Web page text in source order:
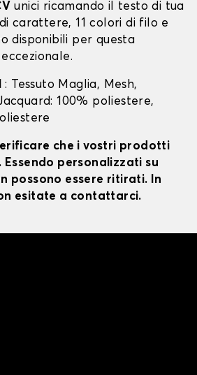
unici ricamando il testo di tua
carattere, 11 colori di filo e
disponibili per questa
: Tessuto Maglia, Mesh,
100% poliestere,
che i vostri prodotti
personalizzati su
possono essere ritirati. In
esitate a contattarci.